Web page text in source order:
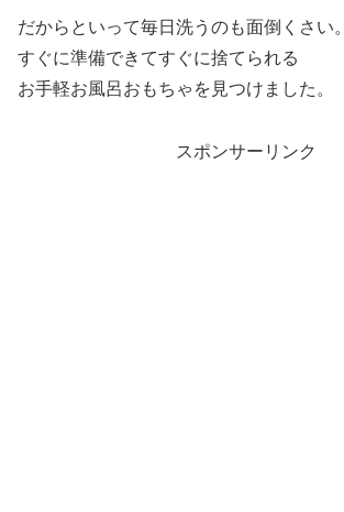
だからといって毎日洗うのも面倒くさい。
すぐに準備できてすぐに捨てられる
お手軽お風呂おもちゃを見つけました。
スポンサーリンク